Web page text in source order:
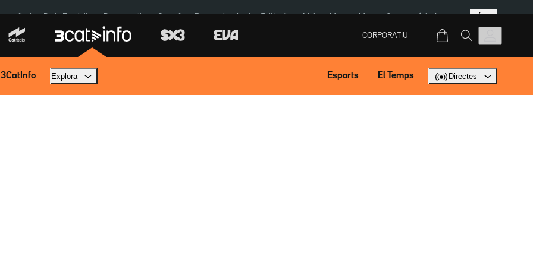
eclipsi De la Espriella Dos anys Illa Granollers Paraguai Institut Tailàndia Multa a Meta Menors Ceuta Àtic Ayuso Més
CORPORATIU
3CatInfo Explora Esports El Temps Directes